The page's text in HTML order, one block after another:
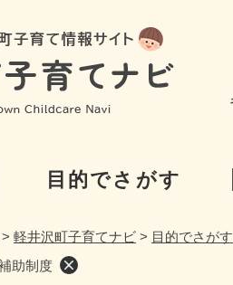
目的でさがす
> 軽井沢町子育てナビ > 目的でさがす
助制度